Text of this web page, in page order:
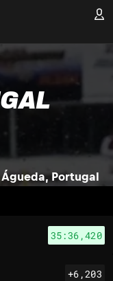
Portugal
35:36,420
+6,203